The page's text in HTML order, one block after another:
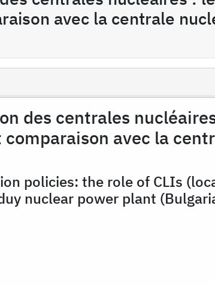
avec la centrale
des centrales
avec la
policies: the role of CLIs
nuclear power plant